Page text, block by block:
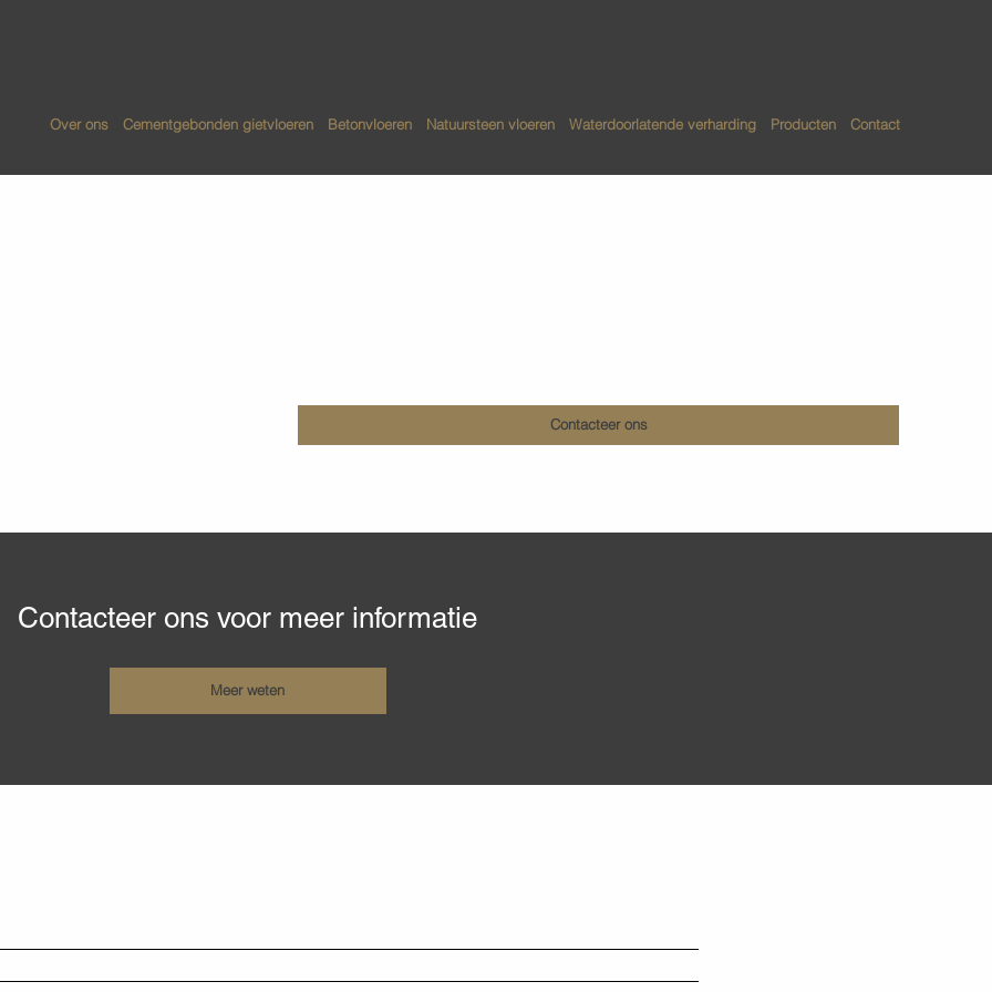
Over ons Cementgebonden gietvloeren Betonvloeren Natuursteen vloeren Waterdoorlatende verharding Producten Contact
Contacteer ons
Contacteer ons voor meer informatie
Meer weten